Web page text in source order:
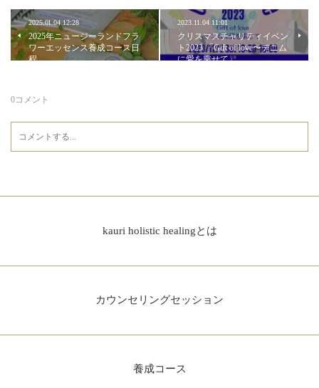
2025.01.04 12:28
2025年ニュージーランドフラ
ワーエッセンス養成コース日
程
2023.11.04 11:01
クリスマスチャリティイベン
ト2023 「Gift of love〜デニム
に愛を乗せて」
0コメント
kauri holistic healingとは
カウンセリングセッション
養成コース